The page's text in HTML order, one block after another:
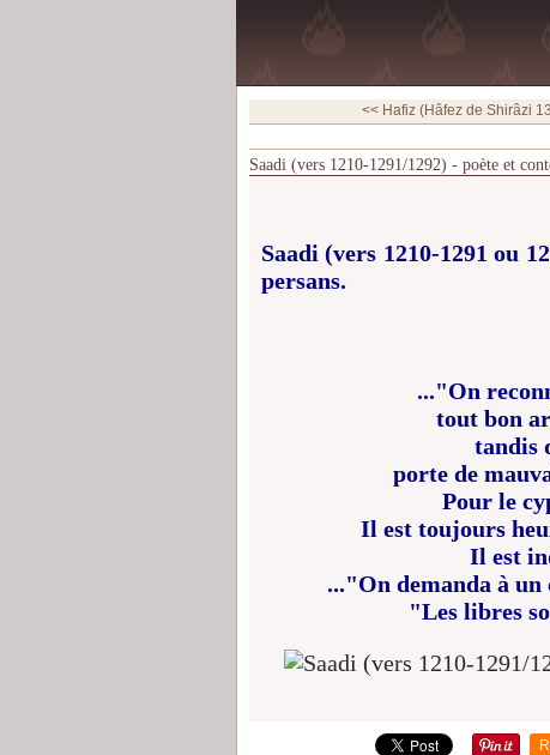
<< Hafiz (Hâfez de Shirâzi
Saadi (vers 1210-1291/1292) - poète et
Saadi (vers 1210-1291 ou
persans.
..."On
tout bon
tandis
porte de
Pour le
Il est toujours
Il est
..."On demanda à
"Les libres